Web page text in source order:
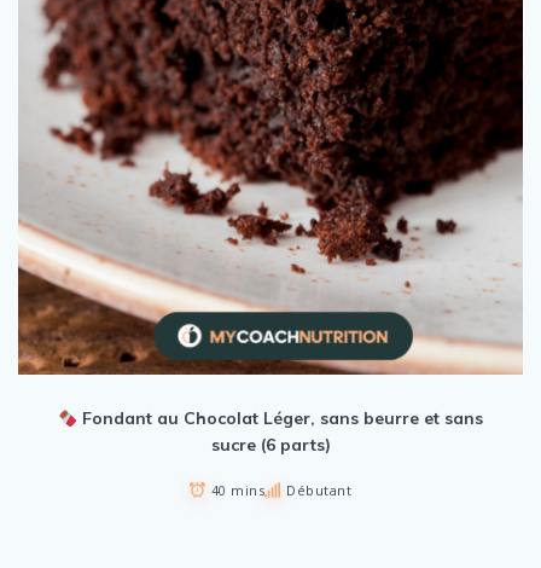
Fondant au Chocolat Léger, sans beurre et sans
sucre (6 parts)
40 mins Débutant